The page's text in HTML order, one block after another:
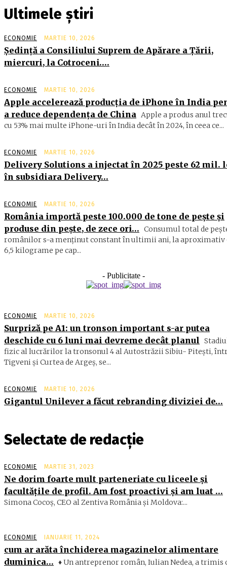
Ultimele știri
ECONOMIE MARTIE 10, 2026
Şedinţă a Consiliului Suprem de Apărare a Ţării,
miercuri, la Cotroceni….
ECONOMIE MARTIE 10, 2026
Apple accelerează producția de iPhone în India
a reduce dependența de China Apple a produs anul
cu 53% mai multe iPhone-uri în India decât în 2024, în ceea ce...
ECONOMIE MARTIE 10, 2026
Delivery Solutions a injectat în 2025 peste 62 mil.
în subsidiara Delivery…
ECONOMIE MARTIE 10, 2026
România importă peste 100.000 de tone de peşte şi
produse din peşte, de zece ori… Consumul total de
ro­mâ­nilor s-a menţinut constant în ul­timii ani, la aproximativ
6,5 ki­lograme pe cap...
- Publicitate -
ECONOMIE MARTIE 10, 2026
Surpriză pe A1: un tronson important s-ar putea
deschide cu 6 luni mai devreme decât planul
fizic al lucrărilor la tronsonul 4 al Autostrăzii Sibiu- Piteşti,
Tigveni şi Curtea de Argeş, se...
ECONOMIE MARTIE 10, 2026
Gigantul Unilever a făcut rebranding diviziei de…
Selectate de redacție
ECONOMIE MARTIE 31, 2023
Ne dorim foarte mult parteneriate cu liceele şi
facultăţile de profil. Am fost proactivi şi am luat …
Simona Cocoş, CEO al Zentiva România şi Moldova:...
ECONOMIE IANUARIE 11, 2024
cum ar arăta închiderea magazinelor alimentare
duminica… ♦ Un antreprenor român, Iulian Nedea, a trimis